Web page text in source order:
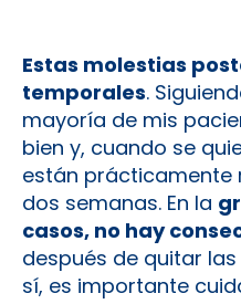
Estas molestias
temporales.
mayoría de mis
bien y, cuando se
están prácticamente
dos semanas. En la
casos, no hay
después de quitar las
sí, es importante